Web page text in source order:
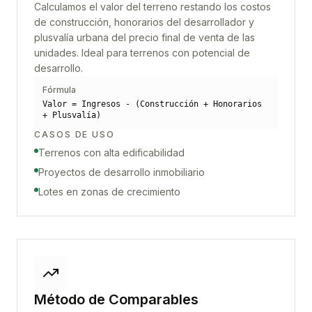
Calculamos el valor del terreno restando los costos
de construcción, honorarios del desarrollador y
plusvalía urbana del precio final de venta de las
unidades. Ideal para terrenos con potencial de
desarrollo.
Fórmula
Valor = Ingresos - (Construcción + Honorarios
+ Plusvalía)
CASOS DE USO
Terrenos con alta edificabilidad
Proyectos de desarrollo inmobiliario
Lotes en zonas de crecimiento
Método de Comparables